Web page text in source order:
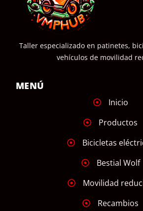
Taller especializado en patinetes,
vehículos de movilidad
MENÚ
Inicio
Productos
Bicicletas
Bestial Wolf
Movilidad
Recambios